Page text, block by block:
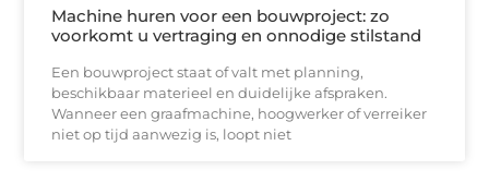
Machine huren voor een bouwproject: zo
voorkomt u vertraging en onnodige stilstand
Een bouwproject staat of valt met planning,
beschikbaar materieel en duidelijke afspraken.
Wanneer een graafmachine, hoogwerker of verreiker
niet op tijd aanwezig is, loopt niet